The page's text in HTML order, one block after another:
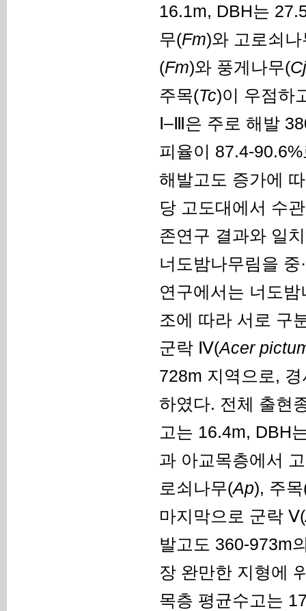
16.1m, DBH는
무(Fm)와 고로쇠나
(Fm)와 풍게나무(
주목(Tc)이 우점하
Ⅰ–Ⅲ은 주로 해발
피율이 87.4-
해발고도 증가에
당 고도대에서 수
존연구 결과와 일
너도밤나무림을
연구에서는 너도
조에 따라 서로 구
군락 Ⅳ(Acer
728m 지역으로,
하였다. 전체 출현
고는 16.4m, DBH
과 아교목층에서
로쇠나무(Ap), 주
마지막으로 군락 Ⅴ(
발고도 360-973m
장 완만한 지형에
목층 평균수고는